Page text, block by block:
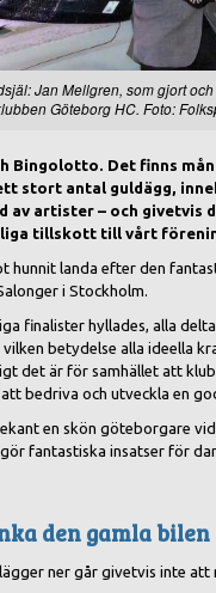
Jan Mellgren, som gjort
Göteborg HC. Foto:
Bingolotto. Det finns
stort antal guldägg,
av artister – och givetvis
tillskott till vårt
hunnit landa efter den
i Stockholm.
finalister hyllades, alla
betydelse alla ideella
det är för samhället att
bedriva och utveckla en
en skön göteborgare vid
fantastiska insatser för
den gamla bilen
ner går givetvis inte att